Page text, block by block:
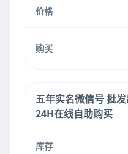
五年实名微信号 批
24H在线自助购买